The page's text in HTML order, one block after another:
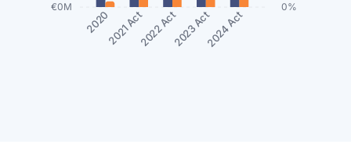
20202021 Act2022 Act2023 Act2024 Act
0%
€0M